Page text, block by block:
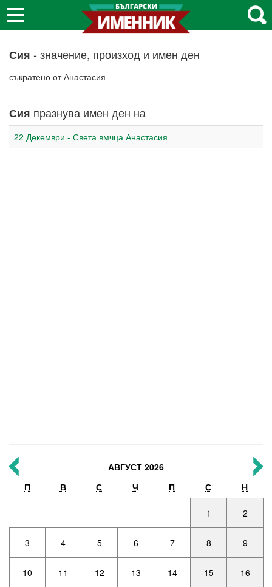
Сия - значение, произход и имен ден
съкратено от Анастасия
Сия празнува имен ден на
22 Декември - Света вмчца Анастасия
АВГУСТ 2026
П
В С Ч П С Н
1 2
3 4 5 6 7 8 9
10 11 12 13 14 15 16